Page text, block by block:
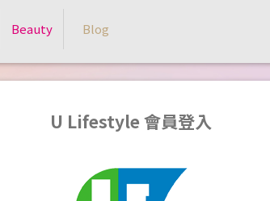
Beauty Blog
U Lifestyle 會員登入